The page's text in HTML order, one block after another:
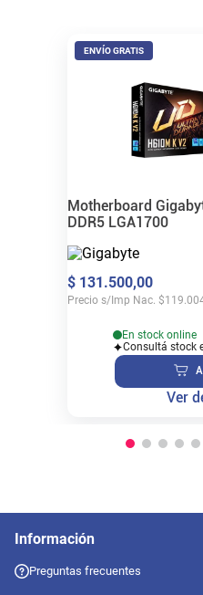
ENVÍO GRATIS
Motherboard
DDR5 LGA1700
$ 131.500,00
Precio s/Imp Nac. $
En stock online
Consultá stock
Ver
Información
Preguntas frecuentes